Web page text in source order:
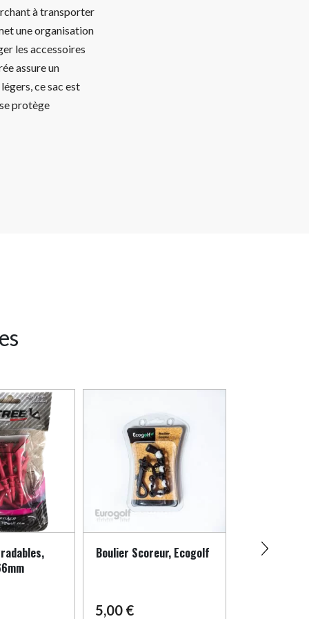
à transporter
une organisation
les accessoires
assure un
ce sac est
protège
Boulier Scoreur, Ecogolf
5,00 €
Tees à